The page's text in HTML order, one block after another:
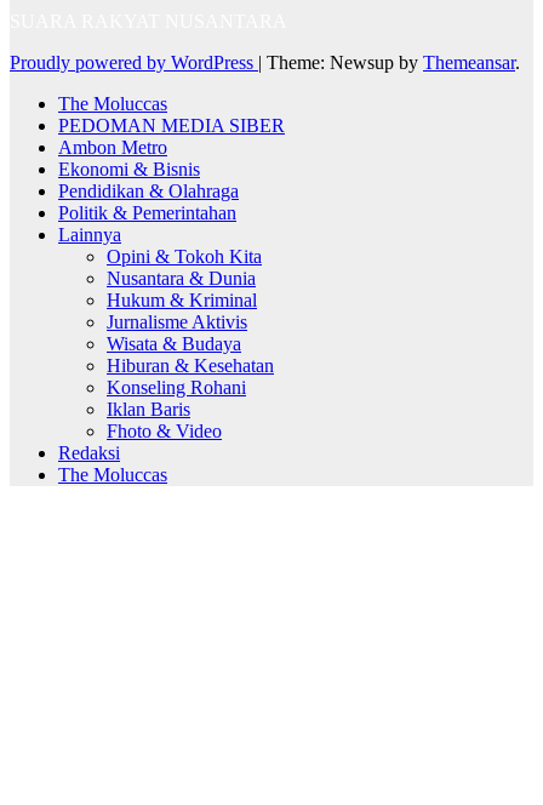
Proudly powered by WordPress | Theme: Newsup by Themeansar.
The Moluccas
PEDOMAN MEDIA SIBER
Ambon Metro
Ekonomi & Bisnis
Pendidikan & Olahraga
Politik & Pemerintahan
Lainnya
Opini & Tokoh Kita
Nusantara & Dunia
Hukum & Kriminal
Jurnalisme Aktivis
Wisata & Budaya
Hiburan & Kesehatan
Konseling Rohani
Iklan Baris
Fhoto & Video
Redaksi
The Moluccas